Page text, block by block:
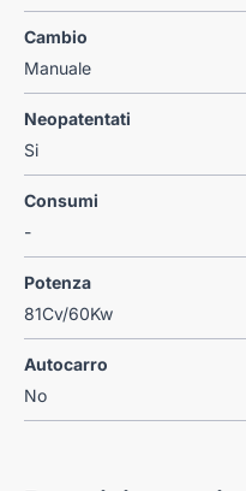
Cambio
Manuale
Neopatentati
Si
Consumi
-
Potenza
81Cv/60Kw
Autocarro
No